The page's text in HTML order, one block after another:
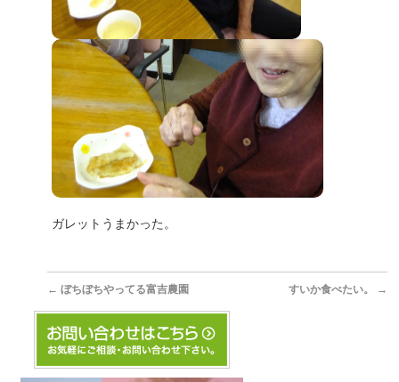
ガレットうまかった。
← ぼちぼちやってる富吉農園 すいか食べたい。 →